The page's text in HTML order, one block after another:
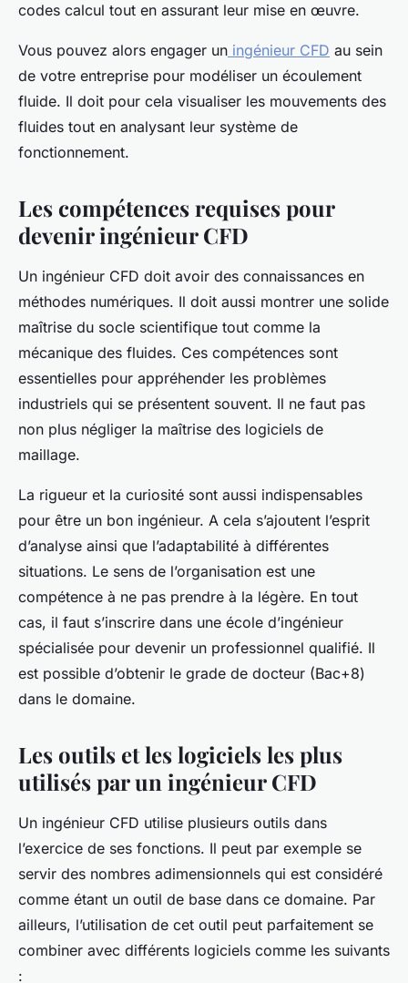
codes calcul tout en assurant leur mise en œuvre.
Vous pouvez alors engager un ingénieur CFD au sein
de votre entreprise pour modéliser un écoulement
fluide. Il doit pour cela visualiser les mouvements des
fluides tout en analysant leur système de
fonctionnement.
Les compétences requises pour
devenir ingénieur CFD
Un ingénieur CFD doit avoir des connaissances en
méthodes numériques. Il doit aussi montrer une solide
maîtrise du socle scientifique tout comme la
mécanique des fluides. Ces compétences sont
essentielles pour appréhender les problèmes
industriels qui se présentent souvent. Il ne faut pas
non plus négliger la maîtrise des logiciels de
maillage.
La rigueur et la curiosité sont aussi indispensables
pour être un bon ingénieur. A cela s’ajoutent l’esprit
d’analyse ainsi que l’adaptabilité à différentes
situations. Le sens de l’organisation est une
compétence à ne pas prendre à la légère. En tout
cas, il faut s’inscrire dans une école d’ingénieur
spécialisée pour devenir un professionnel qualifié. Il
est possible d’obtenir le grade de docteur (Bac+8)
dans le domaine.
Les outils et les logiciels les plus
utilisés par un ingénieur CFD
Un ingénieur CFD utilise plusieurs outils dans
l’exercice de ses fonctions. Il peut par exemple se
servir des nombres adimensionnels qui est considéré
comme étant un outil de base dans ce domaine. Par
ailleurs, l’utilisation de cet outil peut parfaitement se
combiner avec différents logiciels comme les suivants
: